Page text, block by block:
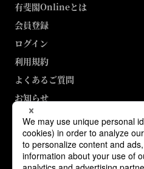
有斐閣Onlineとは
会員登録
ログイン
利用規約
よくあるご質問
お知らせ